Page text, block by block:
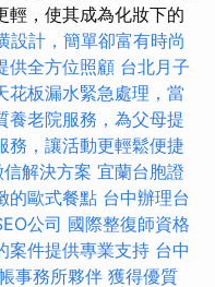
輕，使其成為化妝下的
設計，簡單卻富有時尚
供全方位照顧 台北月子
花板漏水緊急處理，當
養老院服務，為父母提
務，讓活動更輕鬆便捷
解決方案 宜蘭台胞證
的歐式餐點 台中辦理台
公司 國際整復師資格
案件提供專業支持 台中
事務所夥伴 獲得優質